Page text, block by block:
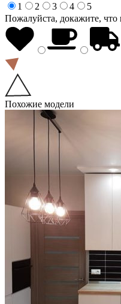
1
2 3 4
5
Пожалуйста, докажите, что
Похожие модели